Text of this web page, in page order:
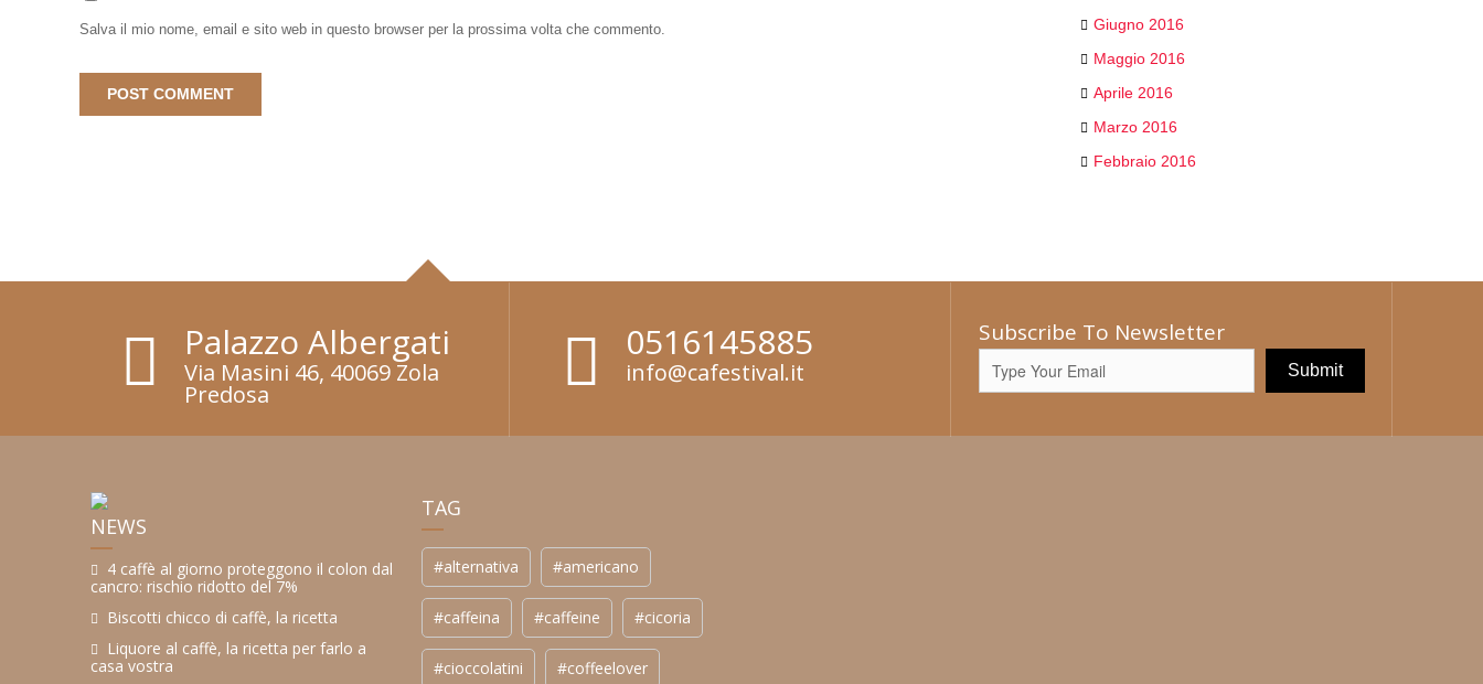
Salva il mio nome, email e sito web in questo browser per la prossima volta che commento.
Giugno 2016
Maggio 2016
Aprile 2016
Marzo 2016
Febbraio 2016
Palazzo Albergati
Via Masini 46, 40069 Zola
Predosa
0516145885
info@cafestival.it
Subscribe To Newsletter
NEWS
4 caffè al giorno proteggono il colon dal
cancro: rischio ridotto del 7%
Biscotti chicco di caffè, la ricetta
Liquore al caffè, la ricetta per farlo a
casa vostra
TAG
#alternativa #americano
#caffeina #caffeine #cicoria
#cioccolatini #coffeelover